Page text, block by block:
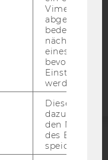
STUDIERENDE
Vimeo-Video
abgespielt
bedeutet,
nächsten
eines Vimeo-
bevorzugten
werden.
Dieser
dazu
den
des
speichern.